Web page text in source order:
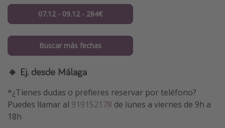
07.12 - 09.12 - 284€
Buscar más fechas
🔸 Ej. desde Málaga
*¿Tienes dudas o prefieres reservar por teléfono?
Puedes llamar al 919152178 de lunes a viernes de 9h a
18h